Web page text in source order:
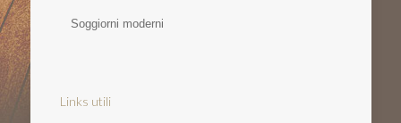
Soggiorni moderni
Links utili